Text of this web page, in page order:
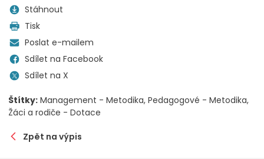
Stáhnout
Tisk
Poslat e-mailem
Sdílet na Facebook
Sdílet na X
Štítky: Management - Metodika Pedagogové - Metodika
Žáci a rodiče - Dotace
Zpět na výpis